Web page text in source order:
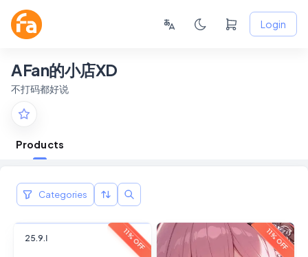
Login
AFan的小店XD
不打码都好说
Products
Categories
FANSKY 11% OFF
25.9.Ⅰ 11% OFF